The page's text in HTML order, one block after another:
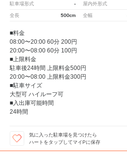
駐車場形式 - 屋内外形式
全長 500cm 全幅
■料金
08:00〜20:00 60分 200円
20:00〜08:00 60分 100円
■上限料金
駐車後24時間 上限料金500円
20:00〜08:00 上限料金300円
■駐車サイズ
大型可 ハイルーフ可
■入出庫可能時間
24時間
気に入った駐車場を見つけたら
ハートをタップしてマイPに保存